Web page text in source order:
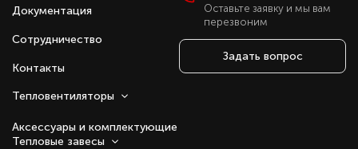
Документация
Сотрудничество
Контакты
Тепловентиляторы
Аксессуары и комплектующие
Тепловые завесы
Оставьте заявку и мы вам
перезвоним
Задать вопрос